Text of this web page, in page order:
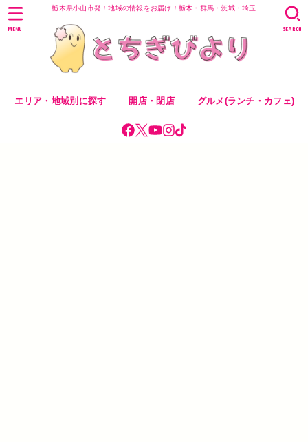
栃木県小山市発！地域の情報をお届け！栃木・群馬・茨城・埼玉
エリア・地域別に探す 開店・閉店 グルメ(ランチ・カフェ)
SEARCH
MENU